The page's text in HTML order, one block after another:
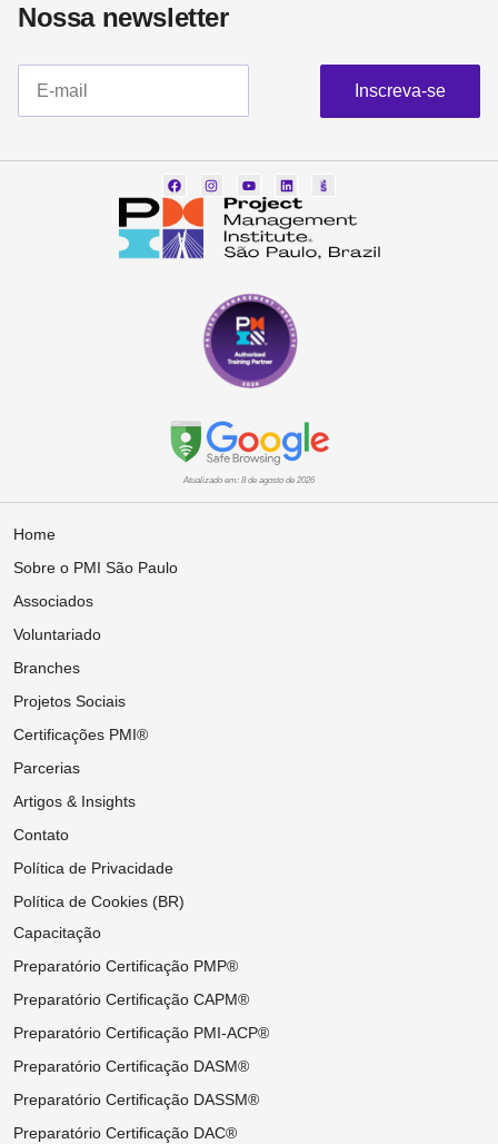
Nossa newsletter​
Inscreva-se
Atualizado em: 8 de agosto de 2026
Home
Sobre o PMI São Paulo
Associados
Voluntariado
Branches
Projetos Sociais
Certificações PMI®
Parcerias
Artigos & Insights
Contato
Política de Privacidade
Política de Cookies (BR)
Capacitação
Preparatório Certificação PMP®
Preparatório Certificação CAPM®
Preparatório Certificação PMI-ACP®
Preparatório Certificação DASM®
Preparatório Certificação DASSM®
Preparatório Certificação DAC®